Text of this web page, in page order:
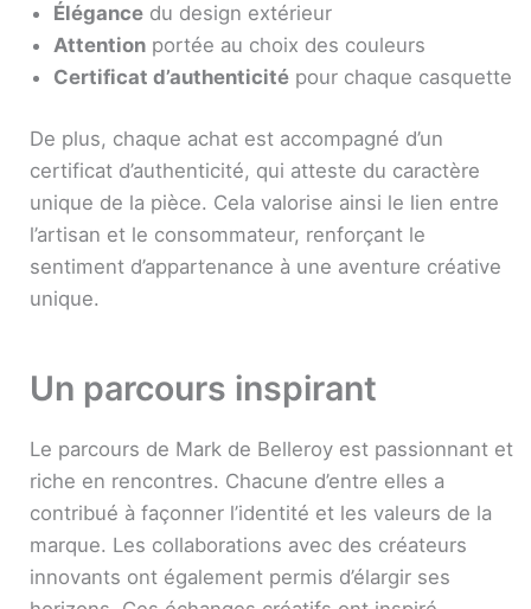
Élégance du design extérieur
Attention portée au choix des couleurs
Certificat d’authenticité pour chaque casquette
De plus, chaque achat est accompagné d’un
certificat d’authenticité, qui atteste du caractère
unique de la pièce. Cela valorise ainsi le lien entre
l’artisan et le consommateur, renforçant le
sentiment d’appartenance à une aventure créative
unique.
Un parcours inspirant
Le parcours de Mark de Belleroy est passionnant et
riche en rencontres. Chacune d’entre elles a
contribué à façonner l’identité et les valeurs de la
marque. Les collaborations avec des créateurs
innovants ont également permis d’élargir ses